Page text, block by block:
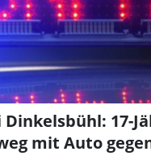
17-
mit Auto